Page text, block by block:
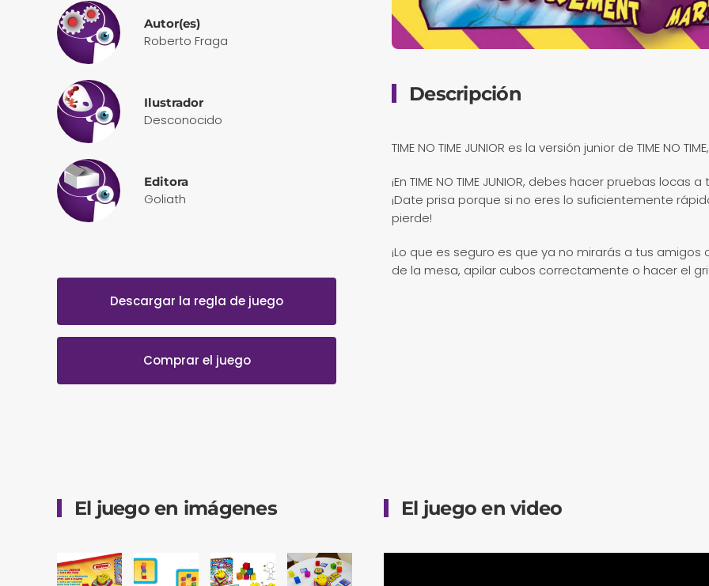
Autor(es)
Roberto Fraga
Ilustrador
Desconocido
Editora
Goliath
Descargar la regla de juego
Comprar el juego
Descripción
TIME NO TIME JUNIOR es la versión junior de TIME NO
¡En TIME NO TIME JUNIOR, debes hacer pruebas
¡Date prisa porque si no eres lo suficientemente
pierde!
¡Lo que es seguro es que ya no mirarás a tus
de la mesa, apilar cubos correctamente o hacer el
El juego en imágenes El juego en video